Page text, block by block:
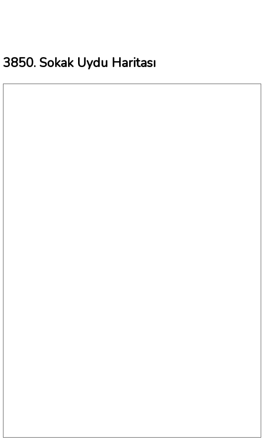
3850. Sokak Uydu Haritası